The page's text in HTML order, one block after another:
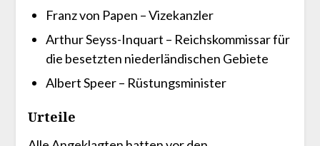
Franz von Papen – Vizekanzler
Arthur Seyss-Inquart – Reichskommissar für
die besetzten niederländischen Gebiete
Albert Speer – Rüstungsminister
Urteile